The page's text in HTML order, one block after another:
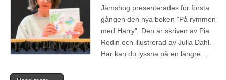
Jämshög presenterades för första
gången den nya boken ”På rymmen
med Harry”. Den är skriven av Pia
Redin och illustrerad av Julia Dahl.
Här kan du lyssna på en längre…